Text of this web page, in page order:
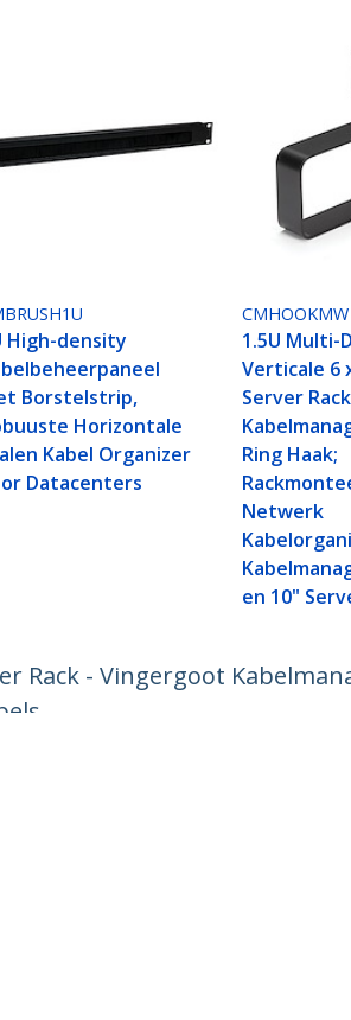
High-density
Borstelstrip,
Horizontale
Kabel Organizer
Datacenters
CMHOOKMW
1.5U Multi-
Verticale 6
Server Rack
Ring Haak;
Netwerk
en 10"
Rack - Vingergoot